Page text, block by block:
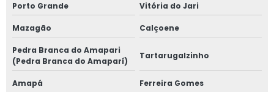
Porto Grande Vitória do Jari
Mazagão Calçoene
Pedra Branca do Amapari
(Pedra Branca do Amaparí)
Tartarugalzinho
Amapá Ferreira Gomes